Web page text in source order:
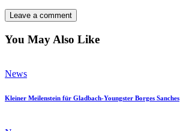
You May Also Like
News
Kleiner Meilenstein für Gladbach-Youngster Borges Sanches